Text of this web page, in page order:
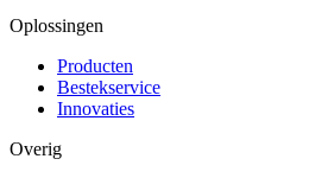
Oplossingen
Producten
Bestekservice
Innovaties
Overig